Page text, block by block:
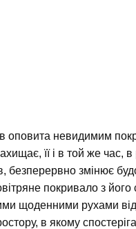
оповита невидимим
її і в той же час, в
безперервно змінює
покривало з його
щоденними рухами
в якому